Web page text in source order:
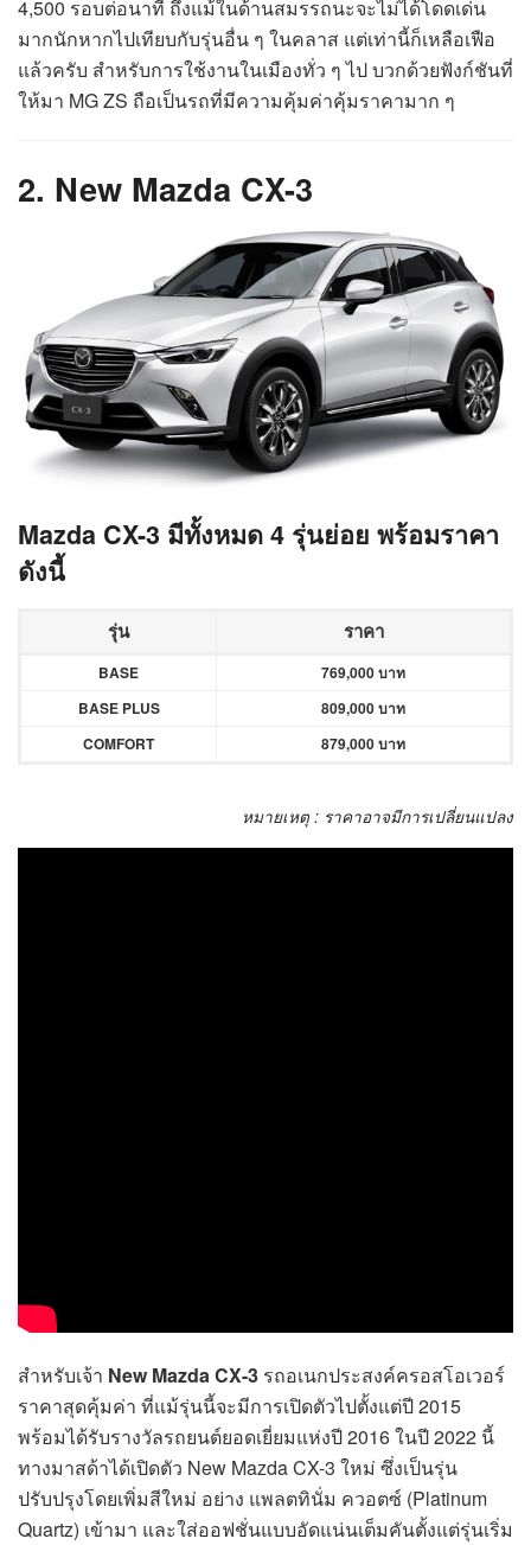
4,500 รอบต่อนาที ถึงแม้ในด้านสมรรถนะจะไม่ได้โดดเด่น
มากนักหากไปเทียบกับรุ่นอื่น ๆ ในคลาส แต่เท่านี้ก็เหลือเฟือ
แล้วครับ สำหรับการใช้งานในเมืองทั่ว ๆ ไป บวกด้วยฟังก์ชันที่
ให้มา MG ZS ถือเป็นรถที่มีความคุ้มค่าคุ้มราคามาก ๆ
2. New Mazda CX-3
Mazda CX-3 มีทั้งหมด 4 รุ่นย่อย พร้อมราคา
ดังนี้
รุ่น ราคา
BASE
769,000 บาท
BASE PLUS
809,000 บาท
COMFORT
879,000 บาท
หมายเหตุ : ราคาอาจมีการเปลี่ยนแปลง
สำหรับเจ้า New Mazda CX-3 รถอเนกประสงค์ครอสโอเวอร์
ราคาสุดคุ้มค่า ที่แม้รุ่นนี้จะมีการเปิดตัวไปตั้งแต่ปี 2015
พร้อมได้รับรางวัลรถยนต์ยอดเยี่ยมแห่งปี 2016 ในปี 2022 นี้
ทางมาสด้าได้เปิดตัว New Mazda CX-3 ใหม่ ซึ่งเป็นรุ่น
ปรับปรุงโดยเพิ่มสีใหม่ อย่าง แพลตทินั่ม ควอตซ์ (Platinum
Quartz) เข้ามา และใส่ออฟชั่นแบบอัดแน่นเต็มคันตั้งแต่รุ่นเริ่ม